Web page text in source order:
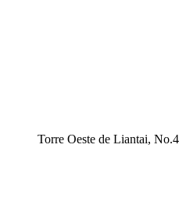
Torre Oeste de Liantai,